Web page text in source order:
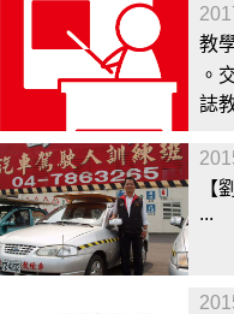
教
。
誌
【
...